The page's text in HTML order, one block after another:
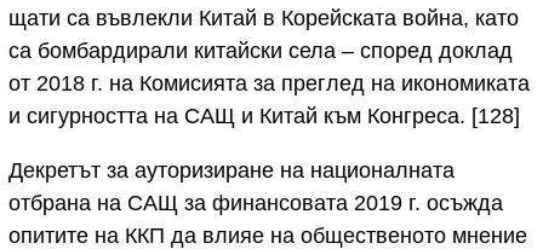
щати са въвлекли Китай в Корейската война, като
са бомбардирали китайски села – според доклад
от 2018 г. на Комисията за преглед на икономиката
и сигурността на САЩ и Китай към Конгреса. [128]
Декретът за ауторизиране на националната
отбрана на САЩ за финансовата 2019 г. осъжда
опитите на ККП да влияе на общественото мнение